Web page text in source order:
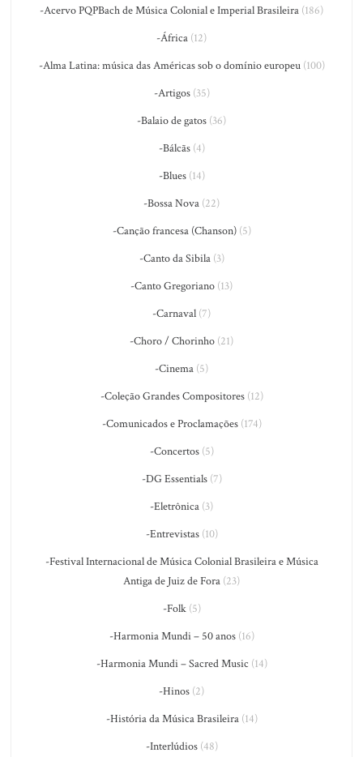
-Acervo PQPBach de Música Colonial e Imperial Brasileira (186)
-África (12)
-Alma Latina: música das Américas sob o domínio europeu(100)
-Artigos(35)
-Balaio de gatos (36)
-Bálcãs(4)
-Blues(14)
-Bossa Nova (22)
-Canção francesa (Chanson)(5)
-Canto da Sibila(3)
-Canto Gregoriano (13)
-Carnaval (7)
-Choro / Chorinho (21)
-Cinema (5)
-Coleção Grandes Compositores(12)
-Comunicados e Proclamações(174)
-Concertos(5)
-DG Essentials(7)
-Eletrônica (3)
-Entrevistas(10)
-Festival Internacional de Música Colonial Brasileira e Música
Antiga de Juiz de Fora (23)
-Folk(5)
-Harmonia Mundi – 50 anos(16)
-Harmonia Mundi – Sacred Music (14)
-Hinos (2)
-História da Música Brasileira(14)
-Interlúdios(48)